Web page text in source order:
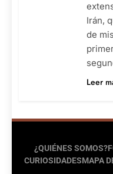
Irán,
de
Leer
¿QUIÉNES SOMOS?
CURIOSIDADESMAPA